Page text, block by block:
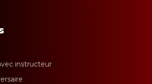
instructeur